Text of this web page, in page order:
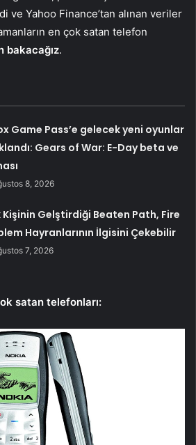
ve Yahoo Finance’tan alınan veriler
en çok satan telefon
bakacağız.
Game Pass’e gelecek yeni oyunlar
Gears of War: E-Day beta ve
8, 2026
Kişinin Gelştirdiği Beaten Path, Fire
Hayranlarının İlgisini Çekebilir
7, 2026
satan telefonları: